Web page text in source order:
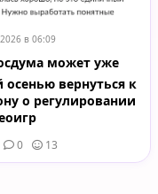
в 06:09
может уже
осенью вернуться к
о регулировании
0 13